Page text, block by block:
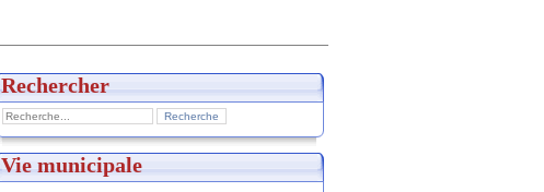
Rechercher
Vie municipale